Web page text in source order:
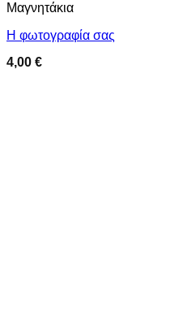
Μαγνητάκια
Η φωτογραφία σας
4,00 €